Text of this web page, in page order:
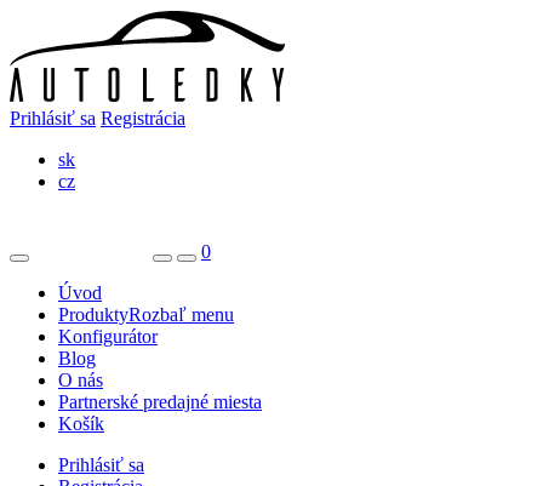
Prihlásiť sa Registrácia
sk
cz
0
Úvod
ProduktyRozbaľ menu
Konfigurátor
Blog
O nás
Partnerské predajné miesta
Košík
Prihlásiť sa